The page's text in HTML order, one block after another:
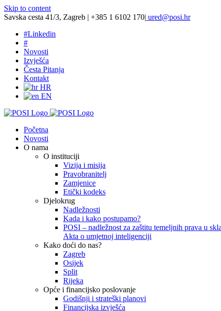
Skip to content
Savska cesta 41/3, Zagreb | +385 1 6102 170| ured@posi.hr
#Linkedin
#
Novosti
Izvješća
Česta Pitanja
Kontakt
HR
EN
Početna
Novosti
O nama
O instituciji
Vizija i misija
Pravobranitelj
Zamjenice
Etički kodeks
Djelokrug
Nadležnosti
Kada i kako postupamo?
POSI – nadležnost za zaštitu temeljnih prava u
Akta o umjetnoj inteligenciji
Kako doći do nas?
Zagreb
Osijek
Split
Rijeka
Opće i financijsko poslovanje
Godišnji i strateški planovi
Financijska izvješća